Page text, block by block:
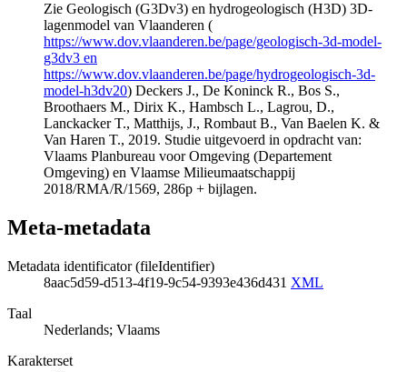
Zie Geologisch (G3Dv3) en hydrogeologisch (H3D) 3D-
lagenmodel van Vlaanderen (
https://www.dov.vlaanderen.be/page/geologisch-3d-model-
g3dv3 en
https://www.dov.vlaanderen.be/page/hydrogeologisch-3d-
model-h3dv20) Deckers J., De Koninck R., Bos S.,
Broothaers M., Dirix K., Hambsch L., Lagrou, D.,
Lanckacker T., Matthijs, J., Rombaut B., Van Baelen K. &
Van Haren T., 2019. Studie uitgevoerd in opdracht van:
Vlaams Planbureau voor Omgeving (Departement
Omgeving) en Vlaamse Milieumaatschappij
2018/RMA/R/1569, 286p + bijlagen.
Meta-metadata
Metadata identificator (fileIdentifier)
8aac5d59-d513-4f19-9c54-9393e436d431 XML
Taal
Nederlands; Vlaams
Karakterset